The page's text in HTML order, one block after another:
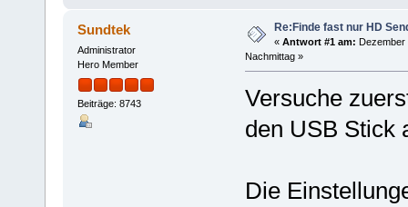
Sundtek
Administrator
Hero Member
Beiträge: 8743
Re:Finde fast nur HD
« Antwort #1 am:
Nachmittag »
Versuche
den USB Stick
Die